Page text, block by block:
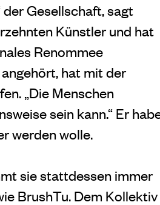
der Gesellschaft, sagt
Künstler und hat
Renommee
hat mit der
„Die Menschen
sein kann.“ Er
werden wolle.
sie stattdessen immer
BrushTu. Dem Kollektiv